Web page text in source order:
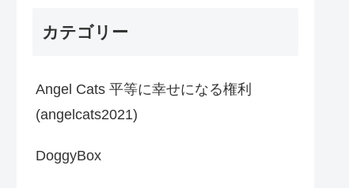
カテゴリー
Angel Cats 平等に幸せになる権利
(angelcats2021)
DoggyBox